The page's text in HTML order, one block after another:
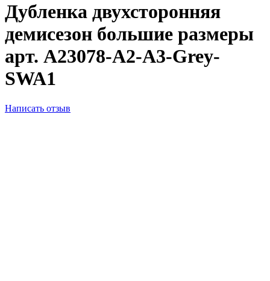
Дубленка двухсторонняя
демисезон большие размеры
арт. A23078-A2-A3-Grey-
SWA1
Написать отзыв